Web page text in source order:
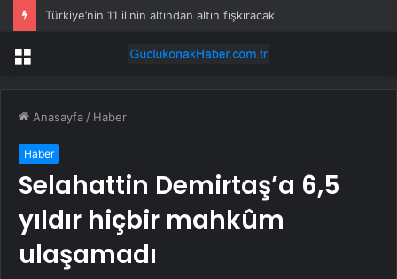
Türkiye’nin 11 ilinin altından altın fışkıracak
Menü
Anasayfa / Haber
Haber
Selahattin Demirtaş’a 6,5 ​​
yıldır hiçbir mahkûm
ulaşamadı